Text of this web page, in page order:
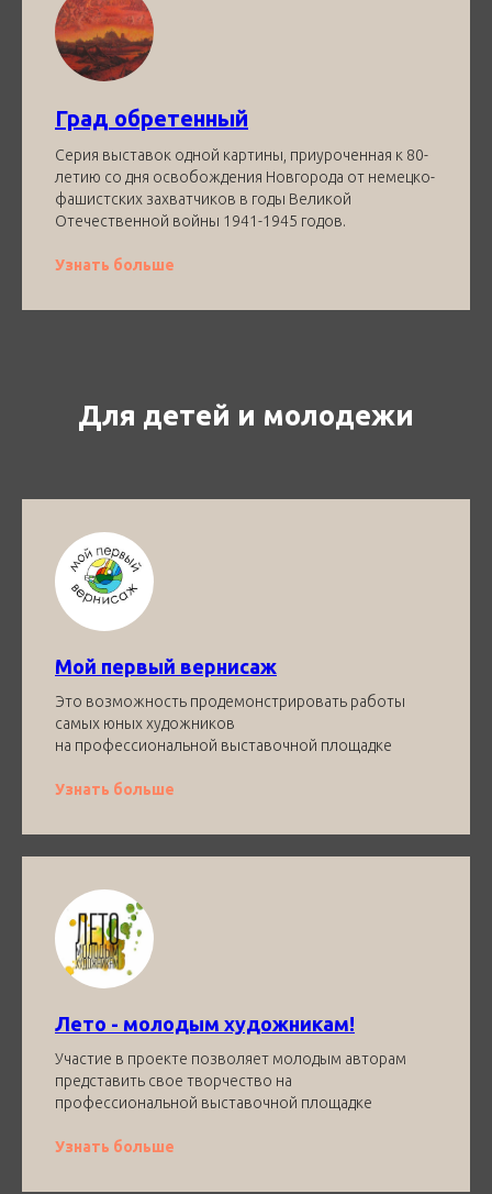
Град обретенный
Серия выставок одной картины, приуроченная к 80-
летию со дня освобождения Новгорода от немецко-
фашистских захватчиков в годы Великой
Отечественной войны 1941-1945 годов.
Узнать больше
Для детей и молодежи
Мой первый вернисаж
Это возможность продемонстрировать работы
самых юных художников
на профессиональной выставочной площадке
Узнать больше
Лето - молодым художникам!
Участие в проекте позволяет молодым авторам
представить свое творчество на
профессиональной выставочной площадке
Узнать больше